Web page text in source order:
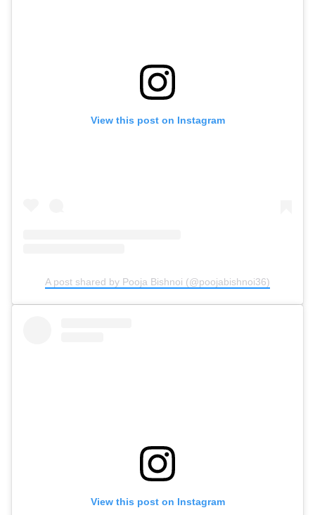
View this post on Instagram
A post shared by Pooja Bishnoi (@poojabishnoi36)
View this post on Instagram